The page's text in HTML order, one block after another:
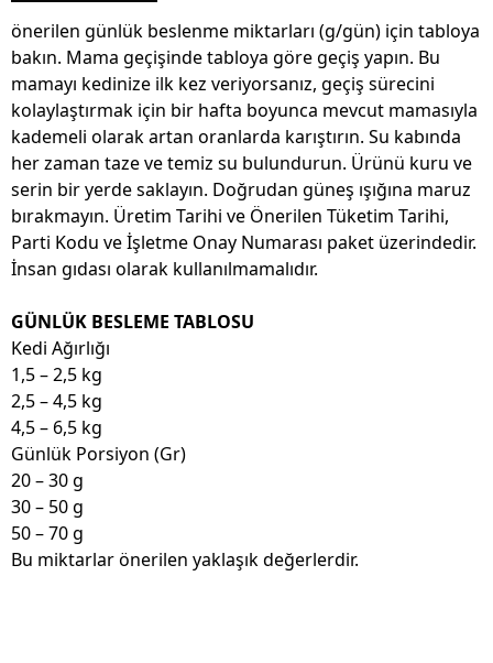
önerilen günlük beslenme miktarları (g/gün) için tabloya
bakın. Mama geçişinde tabloya göre geçiş yapın. Bu
mamayı kedinize ilk kez veriyorsanız, geçiş sürecini
kolaylaştırmak için bir hafta boyunca mevcut mamasıyla
kademeli olarak artan oranlarda karıştırın. Su kabında
her zaman taze ve temiz su bulundurun. Ürünü kuru ve
serin bir yerde saklayın. Doğrudan güneş ışığına maruz
bırakmayın. Üretim Tarihi ve Önerilen Tüketim Tarihi,
Parti Kodu ve İşletme Onay Numarası paket üzerindedir.
İnsan gıdası olarak kullanılmamalıdır.
GÜNLÜK BESLEME TABLOSU
Kedi Ağırlığı
1,5 – 2,5 kg
2,5 – 4,5 kg
4,5 – 6,5 kg
Günlük Porsiyon (Gr)
20 – 30 g
30 – 50 g
50 – 70 g
Bu miktarlar önerilen yaklaşık değerlerdir.